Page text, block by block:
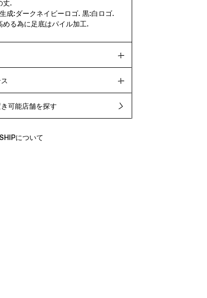
丈.
成:ダークネイビーロゴ. 黒:白ロゴ.
める為に足底はパイル加工.
可能店舗を探す
について